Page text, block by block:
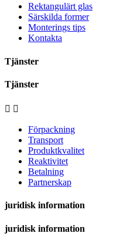
Rektangulärt glas
Särskilda former
Monterings tips
Kontakta
Tjänster
Tjänster
 
Förpackning
Transport
Produktkvalitet
Reaktivitet
Betalning
Partnerskap
juridisk information
juridisk information